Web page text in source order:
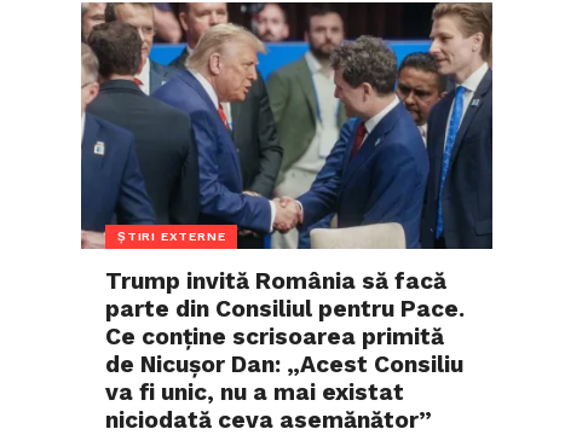
ȘTIRI EXTERNE
Trump invită România să facă
parte din Consiliul pentru Pace.
Ce conține scrisoarea primită
de Nicușor Dan: „Acest Consiliu
va fi unic, nu a mai existat
niciodată ceva asemănător”